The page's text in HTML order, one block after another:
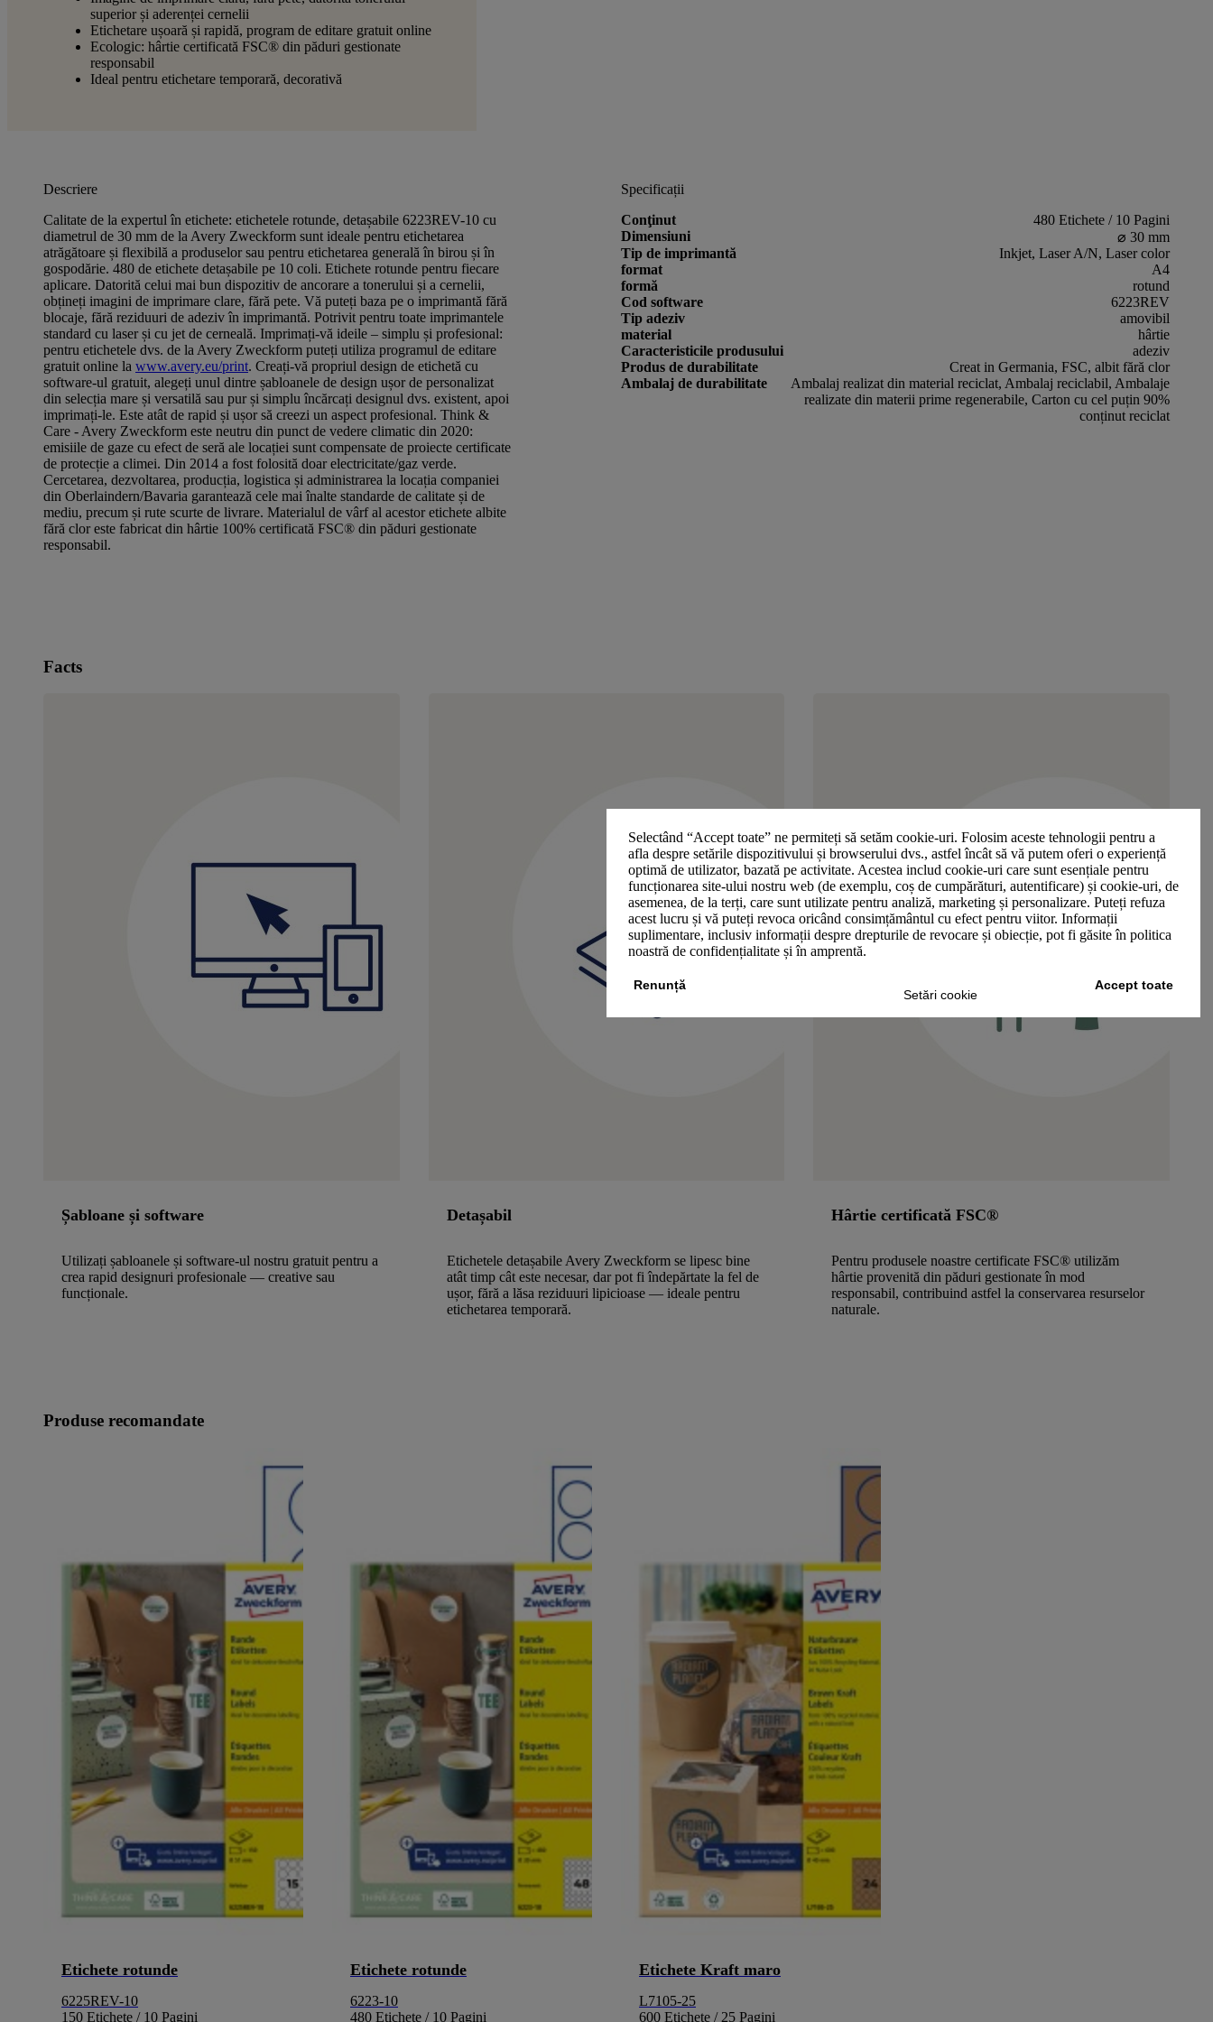
Selectând “Accept toate” ne permiteți să setăm cookie-uri. Folosim aceste tehnologii pentru a
afla despre setările dispozitivului și browserului dvs., astfel încât să vă putem oferi o experiență
optimă de utilizator, bazată pe activitate. Acestea includ cookie-uri care sunt esențiale pentru
funcționarea site-ului nostru web (de exemplu, coș de cumpărături, autentificare) și cookie-uri, de
asemenea, de la terți, care sunt utilizate pentru analiză, marketing și personalizare. Puteți refuza
acest lucru și vă puteți revoca oricând consimțământul cu efect pentru viitor. Informații
suplimentare, inclusiv informații despre drepturile de revocare și obiecție, pot fi găsite în politica
noastră de confidențialitate și în amprentă.
Setări cookie
Renunță Accept toate
superior și aderenței cernelii
Etichetare ușoară și rapidă, program de editare gratuit online
Ecologic: hârtie certificată FSC® din păduri gestionate
responsabil
Ideal pentru etichetare temporară, decorativă
Descriere
Calitate de la expertul în etichete: etichetele rotunde, detașabile 6223REV-10 cu
diametrul de 30 mm de la Avery Zweckform sunt ideale pentru etichetarea
atrăgătoare și flexibilă a produselor sau pentru etichetarea generală în birou și în
gospodărie. 480 de etichete detașabile pe 10 coli. Etichete rotunde pentru fiecare
aplicare. Datorită celui mai bun dispozitiv de ancorare a tonerului și a cernelii,
obțineți imagini de imprimare clare, fără pete. Vă puteți baza pe o imprimantă fără
blocaje, fără reziduuri de adeziv în imprimantă. Potrivit pentru toate imprimantele
standard cu laser și cu jet de cerneală. Imprimați-vă ideile – simplu și profesional:
pentru etichetele dvs. de la Avery Zweckform puteți utiliza programul de editare
gratuit online la www.avery.eu/print. Creați-vă propriul design de etichetă cu
software-ul gratuit, alegeți unul dintre șabloanele de design ușor de personalizat
din selecția mare și versatilă sau pur și simplu încărcați designul dvs. existent, apoi
imprimați-le. Este atât de rapid și ușor să creezi un aspect profesional. Think &
Care - Avery Zweckform este neutru din punct de vedere climatic din 2020:
emisiile de gaze cu efect de seră ale locației sunt compensate de proiecte certificate
de protecție a climei. Din 2014 a fost folosită doar electricitate/gaz verde.
Cercetarea, dezvoltarea, producția, logistica și administrarea la locația companiei
din Oberlaindern/Bavaria garantează cele mai înalte standarde de calitate și de
mediu, precum și rute scurte de livrare. Materialul de vârf al acestor etichete albite
fără clor este fabricat din hârtie 100% certificată FSC® din păduri gestionate
responsabil.
Specificații
Conţinut
480 Etichete / 10 Pagini
Dimensiuni
⌀ 30 mm
Tip de imprimantă
Inkjet, Laser A/N, Laser color
format
A4
formă
rotund
Cod software
6223REV
Tip adeziv
amovibil
material
hârtie
Caracteristicile produsului
adeziv
Produs de durabilitate
Creat in Germania, FSC, albit fără clor
Ambalaj de durabilitate
Ambalaj realizat din material reciclat, Ambalaj reciclabil, Ambalaje
realizate din materii prime regenerabile, Carton cu cel puțin 90%
conținut reciclat
Facts
Șabloane și software
Utilizați șabloanele și software-ul nostru gratuit pentru a
crea rapid designuri profesionale — creative sau
funcționale.
Detașabil
Etichetele detașabile Avery Zweckform se lipesc bine
atât timp cât este necesar, dar pot fi îndepărtate la fel de
ușor, fără a lăsa reziduuri lipicioase — ideale pentru
etichetarea temporară.
Hârtie certificată FSC®
Pentru produsele noastre certificate FSC® utilizăm
hârtie provenită din păduri gestionate în mod
responsabil, contribuind astfel la conservarea resurselor
naturale.
Produse recomandate
Etichete rotunde
6225REV-10
150 Etichete / 10 Pagini
Etichete rotunde
6223-10
480 Etichete / 10 Pagini
Etichete Kraft maro
L7105-25
600 Etichete / 25 Pagini